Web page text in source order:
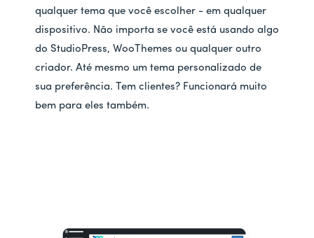
qualquer tema que você escolher - em qualquer
dispositivo. Não importa se você está usando algo
do StudioPress, WooThemes ou qualquer outro
criador. Até mesmo um tema personalizado de
sua preferência. Tem clientes? Funcionará muito
bem para eles também.